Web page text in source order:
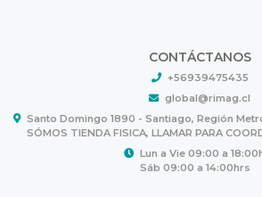
CONTÁCTANOS
+56939475435
global@rimag.cl
Santo Domingo 1890 - Santiago, Región
SÓMOS TIENDA FISICA, LLAMAR PARA
Lun a Vie 09:00 a
Sáb 09:00 a 14:00hrs